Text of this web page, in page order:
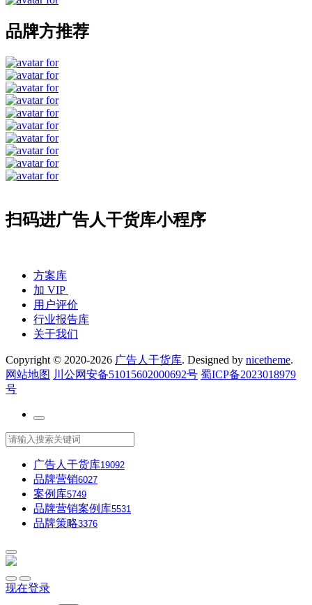
品牌方推荐
扫码进广告人干货库小程序
方案库
加 VIP
用户评价
行业报告库
关于我们
Copyright © 2020-2026 广告人干货库. Designed by nicetheme.
网站地图 川公网安备51015602000692号 蜀ICP备2023018979
号
广告人干货库19092
品牌营销6027
案例库5749
品牌营销案例库5531
品牌策略3376
现在登录